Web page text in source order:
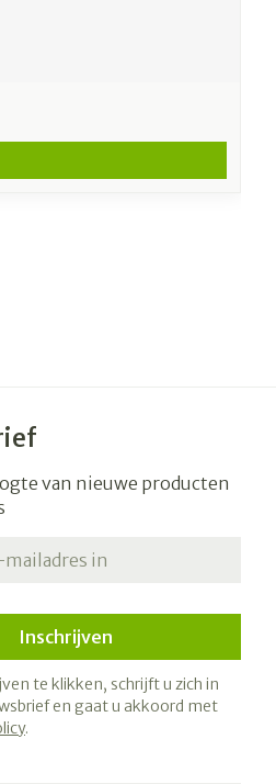
van nieuwe producten
Inschrijven
te klikken, schrijft u zich in
en gaat u akkoord met
.